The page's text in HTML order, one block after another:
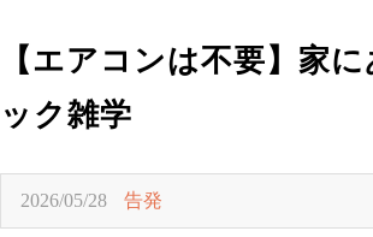
【エアコンは不要】家
ック雑学
2026/05/28 告発